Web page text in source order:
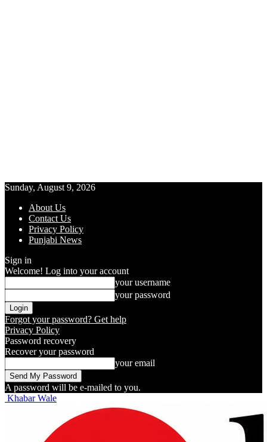
Sunday, August 9, 2026
About Us
Contact Us
Privacy Policy
Punjabi News
Sign in
Welcome! Log into your account
your username
your password
Forgot your password? Get help
Privacy Policy
Password recovery
Recover your password
your email
A password will be e-mailed to you.
Khabar Wale